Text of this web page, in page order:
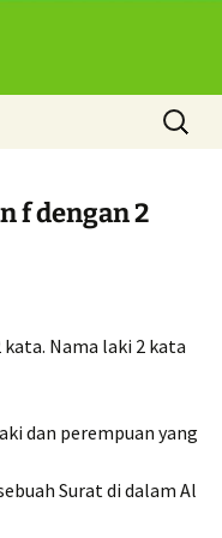
Search
for:
f dengan 2
Nama laki 2 kata
dan perempuan yang
Surat di dalam Al